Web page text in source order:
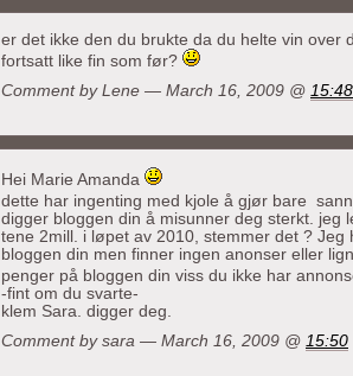
er det ikke den du brukte da du helte vin over
fortsatt like fin som før?
Comment by Lene — March 16, 2009 @ 15:48
Hei Marie Amanda
dette har ingenting med kjole å gjør bare
digger bloggen din å misunner deg sterkt. jeg
tene 2mill. i løpet av 2010, stemmer det ? Jeg
bloggen din men finner ingen anonser eller
penger på bloggen din viss du ikke har
-fint om du svarte-
klem Sara. digger deg.
Comment by sara — March 16, 2009 @ 15:50